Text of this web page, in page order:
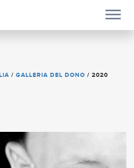
/ GALLERIA DEL DONO / 2020